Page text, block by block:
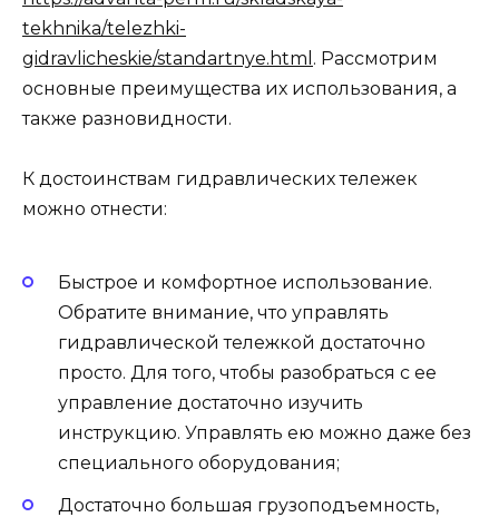
tekhnika/telezhki-
gidravlicheskie/standartnye.html . Рассмотрим
основные преимущества их использования, а
также разновидности.
К достоинствам гидравлических тележек
можно отнести:
Быстрое и комфортное использование.
Обратите внимание, что управлять
гидравлической тележкой достаточно
просто. Для того, чтобы разобраться с ее
управление достаточно изучить
инструкцию. Управлять ею можно даже без
специального оборудования;
Достаточно большая грузоподъемность,